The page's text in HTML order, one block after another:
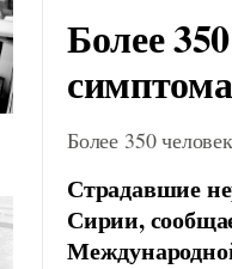
Более
Более 350
Страдавшие
Сирии,